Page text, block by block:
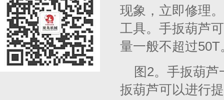
现象，立即修理
工具。手扳葫芦
量一般不超过50T
图2。手扳葫
扳葫芦可以进行